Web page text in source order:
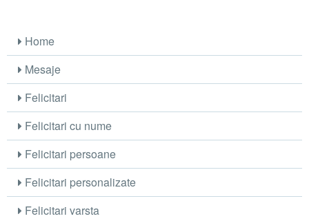
Home
Mesaje
Felicitari
Felicitari cu nume
Felicitari persoane
Felicitari personalizate
Felicitari varsta